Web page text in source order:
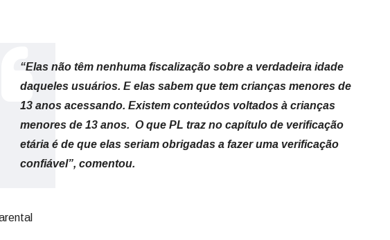
“Elas não têm nenhuma fiscalização sobre a verdadeira idade
daqueles usuários. E elas sabem que tem crianças menores de
13 anos acessando. Existem conteúdos voltados à crianças
menores de 13 anos. O que PL traz no capítulo de verificação
etária é de que elas seriam obrigadas a fazer uma verificação
confiável”, comentou.